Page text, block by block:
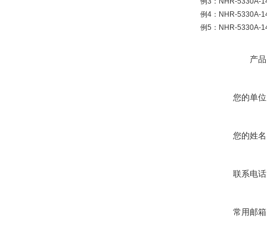
例4：NHR-5330A-
例5：NHR-5330A-
产
您的单
您的姓
联系电
常用邮